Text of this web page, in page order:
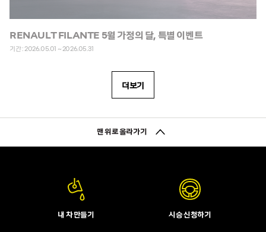
RENAULT FILANTE 5월 가정의 달, 특별 이벤트
기간 : 2026.05.01 ~ 2026.05.31
더보기
맨 위로 올라가기
내 차 만들기 시승 신청하기